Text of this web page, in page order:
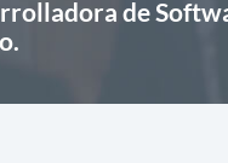
de